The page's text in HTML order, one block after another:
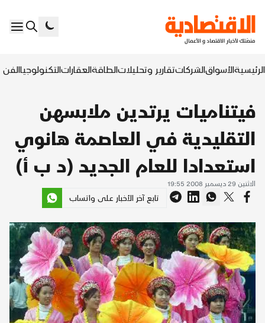
الرئيسيةالأسواقالشركاتتقارير وتحليلاتالطاقةالعقاراتالتكنولوجياالفن
فيتناميات يرتدين ملابسهن
التقليدية في العاصمة هانوي
استعدادا للعام الجديد (د ب أ)
الاثنين 29 ديسمبر 2008 19:55
تابع آخر الأخبار على واتساب